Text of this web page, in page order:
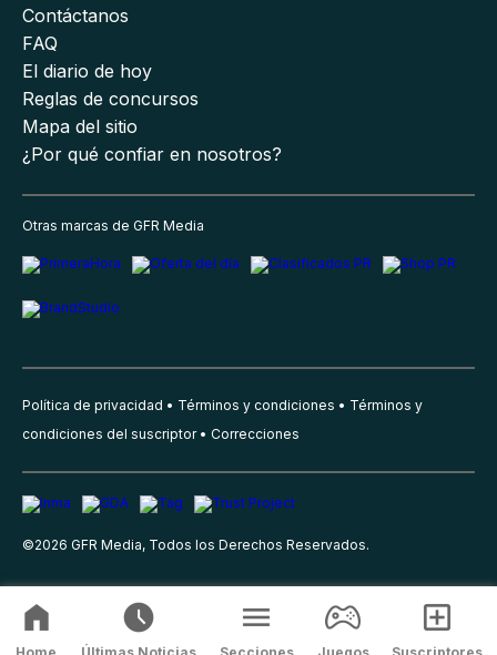
Contáctanos
FAQ
El diario de hoy
Reglas de concursos
Mapa del sitio
¿Por qué confiar en nosotros?
Otras marcas de GFR Media
Política de privacidad Términos y condiciones
Términos y
condiciones del suscriptor
Correcciones
©2026 GFR Media, Todos los Derechos Reservados.